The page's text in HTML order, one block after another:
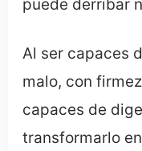
puede derribar
Al ser capaces
malo, con
capaces de
transformarlo